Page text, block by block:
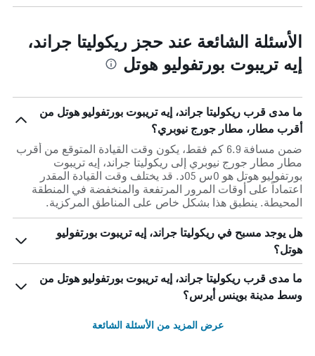
الأسئلة الشائعة عند حجز ريكوليتا جراند،
إيه تريبوت بورتفوليو هوتل
ما مدى قرب ريكوليتا جراند، إيه تريبوت بورتفوليو هوتل من
أقرب مطار، مطار جورج نيوبري؟
ضمن مسافة 6.9 كم فقط، يكون وقت القيادة المتوقع من أقرب
مطار مطار جورج نيوبري إلى ريكوليتا جراند، إيه تريبوت
بورتفوليو هوتل هو 0س 05د. قد يختلف وقت القيادة المقدر
اعتماداً على أوقات المرور المرتفعة والمنخفضة في المنطقة
المحيطة. ينطبق هذا بشكل خاص على المناطق المركزية.
هل يوجد مسبح في ريكوليتا جراند، إيه تريبوت بورتفوليو
هوتل؟
ما مدى قرب ريكوليتا جراند، إيه تريبوت بورتفوليو هوتل من
وسط مدينة بوينس أيرس؟
عرض المزيد من الأسئلة الشائعة